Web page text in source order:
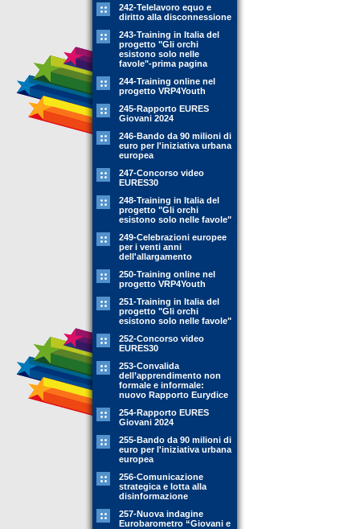
242-Telelavoro equo e
diritto alla disconnessione
243-Training in Italia del
progetto "Gli orchi
esistono solo nelle
favole"-prima pagina
244-Training online nel
progetto VRP4Youth
245-Rapporto EURES
Giovani 2024
246-Bando da 90 milioni di
euro per l'iniziativa urbana
europea
247-Concorso video
EURES30
248-Training in Italia del
progetto "Gli orchi
esistono solo nelle favole"
249-Celebrazioni europee
per i venti anni
dell'allargamento
250-Training online nel
progetto VRP4Youth
251-Training in Italia del
progetto "Gli orchi
esistono solo nelle favole"
252-Concorso video
EURES30
253-Convalida
dell’apprendimento non
formale e informale:
nuovo Rapporto Eurydice
254-Rapporto EURES
Giovani 2024
255-Bando da 90 milioni di
euro per l'iniziativa urbana
europea
256-Comunicazione
strategica e lotta alla
disinformazione
257-Nuova indagine
Eurobarometro “Giovani e